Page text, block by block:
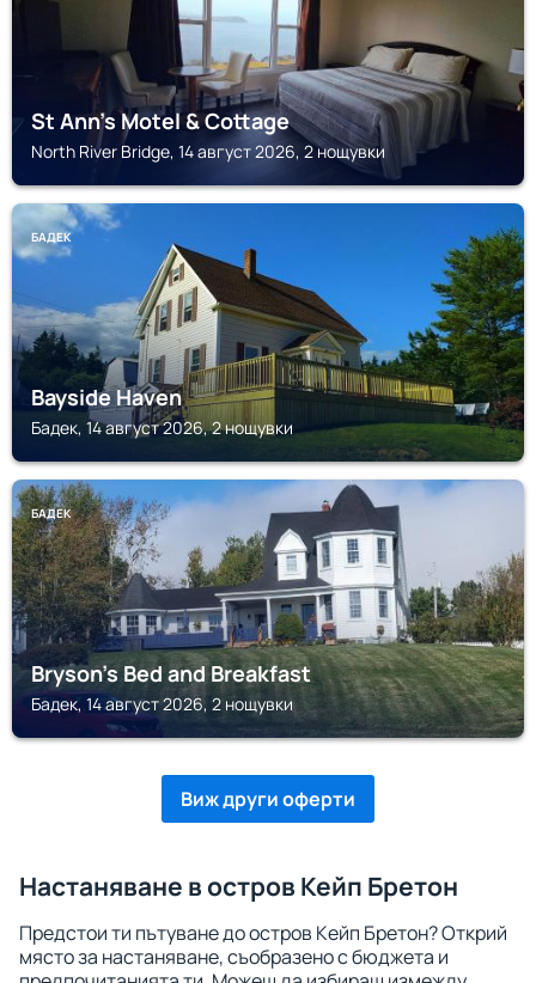
St Ann's Motel & Cottage
North River Bridge, 14 август 2026, 2 нощувки
БАДЕК
Bayside Haven
Бадек, 14 август 2026, 2 нощувки
БАДЕК
Bryson's Bed and Breakfast
Бадек, 14 август 2026, 2 нощувки
Виж други оферти
Настаняване в остров Кейп Бретон
Предстои ти пътуване до остров Кейп Бретон? Открий
място за настаняване, съобразено с бюджета и